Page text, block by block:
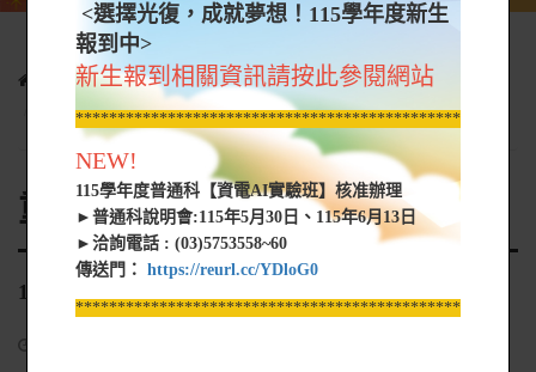
學生園地 重補修專區
重補修專區公告
114-03-15~16重補修名單
重補修專區公告
114-03-15~16重補修名單
<選擇光復，成就夢想！115學年度新生
報到中>
新生報到相關資訊請按此參閱網站
*****************************************************
NEW!
115學年度普通科【資電AI實驗班】核准辦理
►普通科說明會:115年5月30日、115年6月13日
►洽詢電話 : (03)5753558~60
傳送門： https://reurl.cc/YDloG0
*****************************************************